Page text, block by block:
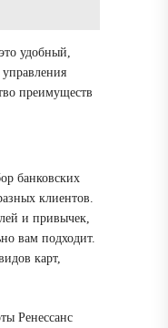
удобный,
преимуществ
банковских
клиентов.
и привычек,
вам подходит.
карт,
Ренессанс